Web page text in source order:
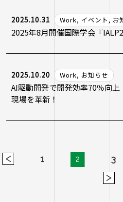
2025.10.31 Work, イベント, お
2025年8月開催国際学会『
2025.10.20 Work, お知らせ
AI駆動開発で開発効率70％向
現場を革新！
< 1 2 3
>